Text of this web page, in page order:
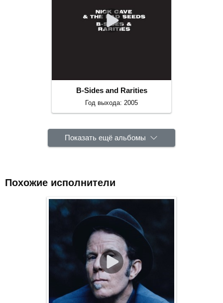
B-Sides and Rarities
Год выхода: 2005
Показать ещё альбомы
Похожие исполнители